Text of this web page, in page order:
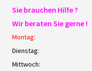
Sie brauchen Hilfe ?
Wir beraten Sie gerne !
Montag:
Dienstag:
Mittwoch: